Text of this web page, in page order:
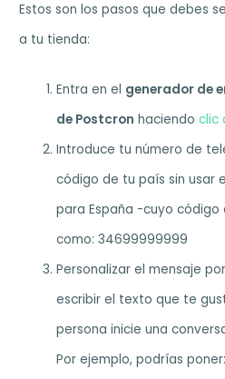
Estos son los pasos que debes
a tu tienda:
Entra en el generador de
de Postcron haciendoclic
Introduce tu número de
código de tu país sin usar
para España -cuyo
como: 34699999999
Personalizar el mensaje
escribir el texto que te
persona inicie una
Por ejemplo, podrías